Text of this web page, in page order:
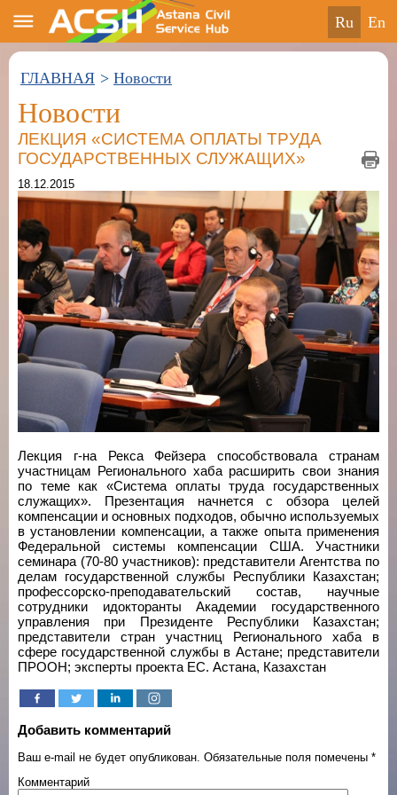
ru en
ГЛАВНАЯ > Новости
Новости
ЛЕКЦИЯ «СИСТЕМА ОПЛАТЫ ТРУДА
ГОСУДАРСТВЕННЫХ СЛУЖАЩИХ»
18.12.2015
Лекция
г-на Рекса Фейзера способствовала странам
участницам Регионального хаба расширить свои знания
по теме как «Система оплаты труда государственных
служащих». Презентация
начнется с обзора
целей
компенсации и основных подходов, обычно используемых
в установлении компенсации, а также опыта применения
Федеральной системы
компенсации США.
Участники
семинара (70-80 участников): представителиАгентства по
делам государственной службы Республики Казахстан;
профессорско-преподавательский состав, научные
сотрудники
идокторанты Академии
государственного
управления
при Президенте Республики Казахстан;
представители стран участниц Регионального
хаба в
сфере государственной службы в Астане; представители
ПРООН; эксперты проекта ЕС. Астана, Казахстан
Добавить комментарий
Ваш e-mail не будет опубликован. Обязательные поля помечены *
Комментарий